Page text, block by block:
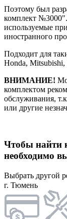
Поэтому был
комплект №3000".
используемые
иностранного
Подходит для
Honda, Mitsubishi,
ВНИМАНИЕ!
комплектом
обслуживания,
или другие
Чтобы найти
необходимо
Выбрать другой
г. Тюмень